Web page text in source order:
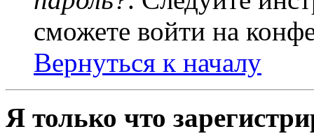
сможете войти на
Вернуться к началу
Я только что